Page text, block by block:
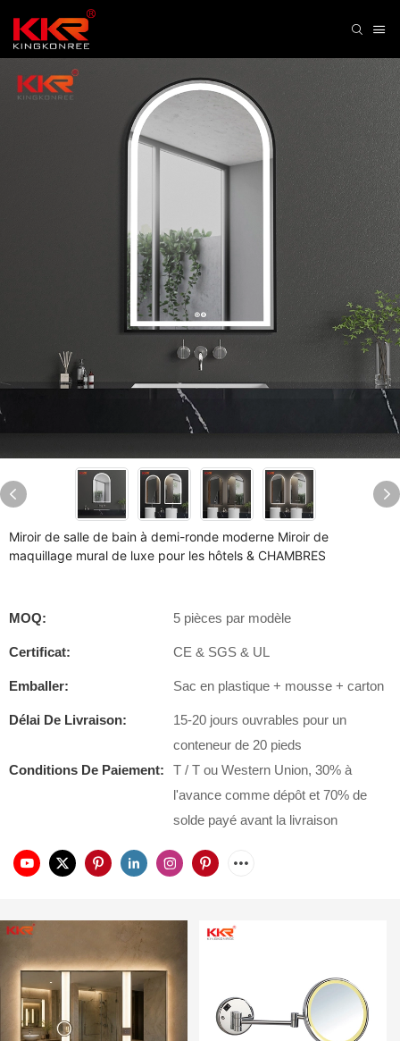
Miroir de salle de bain à demi-ronde moderne Miroir de
maquillage mural de luxe pour les hôtels & CHAMBRES
MOQ: 5 pièces par modèle
Certificat: CE & SGS & UL
Emballer: Sac en plastique + mousse + carton
Délai De Livraison:
15-20 jours ouvrables pour un
conteneur de 20 pieds
Conditions De Paiement:
T / T ou Western Union, 30% à
l'avance comme dépôt et 70% de
solde payé avant la livraison